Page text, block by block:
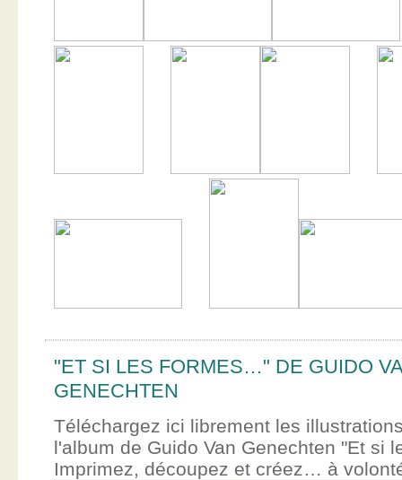
"ET SI LES FORMES…" DE GUIDO
GENECHTEN
Téléchargez ici librement les
l'album de Guido Van Genechten "Et si
Imprimez, découpez et créez… à